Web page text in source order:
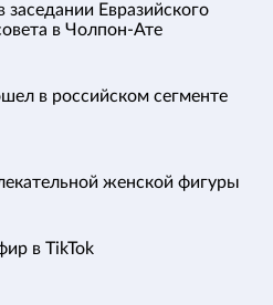
заседании Евразийского
в Чолпон-Ате
в российском сегменте
женской фигуры
в TikTok